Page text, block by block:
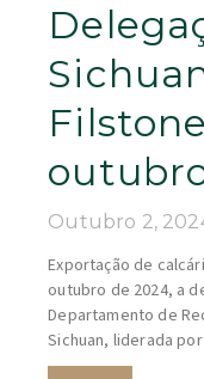
Outubro 2,
Exportação de
outubro de 2024, a
Departamento de
Sichuan, liderada por